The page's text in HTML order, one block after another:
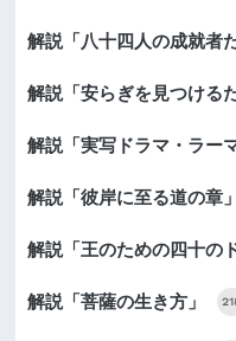
解説「八十四人の成就者
解説「安らぎを見つける
解説「実写ドラマ・ラー
解説「彼岸に至る道の章」
解説「王のための四十の
解説「菩薩の生き方」